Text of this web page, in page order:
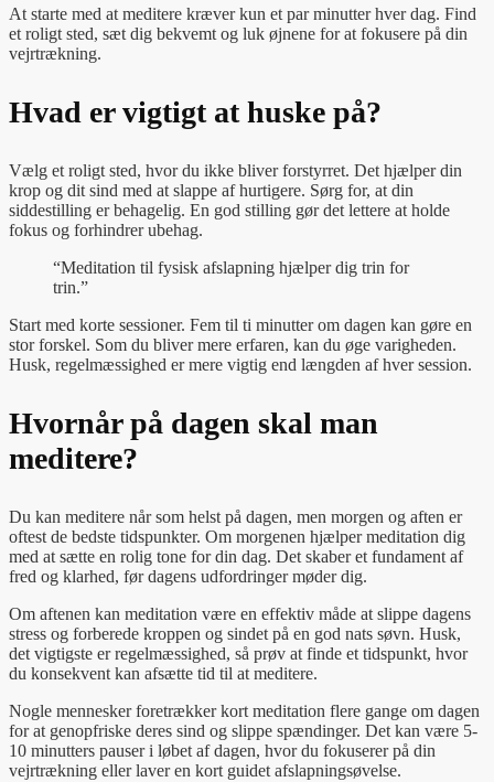
At starte med at meditere kræver kun et par minutter hver dag. Find
et roligt sted, sæt dig bekvemt og luk øjnene for at fokusere på din
vejrtrækning.
Hvad er vigtigt at huske på?
Vælg et roligt sted, hvor du ikke bliver forstyrret. Det hjælper din
krop og dit sind med at slappe af hurtigere. Sørg for, at din
siddestilling er behagelig. En god stilling gør det lettere at holde
fokus og forhindrer ubehag.
“Meditation til fysisk afslapning hjælper dig trin for
trin.”
Start med korte sessioner. Fem til ti minutter om dagen kan gøre en
stor forskel. Som du bliver mere erfaren, kan du øge varigheden.
Husk, regelmæssighed er mere vigtig end længden af hver session.
Hvornår på dagen skal man
meditere?
Du kan meditere når som helst på dagen, men morgen og aften er
oftest de bedste tidspunkter. Om morgenen hjælper meditation dig
med at sætte en rolig tone for din dag. Det skaber et fundament af
fred og klarhed, før dagens udfordringer møder dig.
Om aftenen kan meditation være en effektiv måde at slippe dagens
stress og forberede kroppen og sindet på en god nats søvn. Husk,
det vigtigste er regelmæssighed, så prøv at finde et tidspunkt, hvor
du konsekvent kan afsætte tid til at meditere.
Nogle mennesker foretrækker kort meditation flere gange om dagen
for at genopfriske deres sind og slippe spændinger. Det kan være 5-
10 minutters pauser i løbet af dagen, hvor du fokuserer på din
vejrtrækning eller laver en kort guidet afslapningsøvelse.